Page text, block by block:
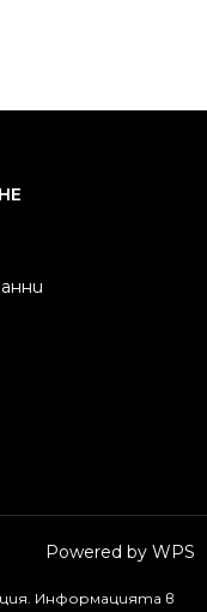
Powered by WPS
Информацията в